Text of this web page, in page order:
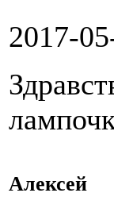
2017-
Алексей